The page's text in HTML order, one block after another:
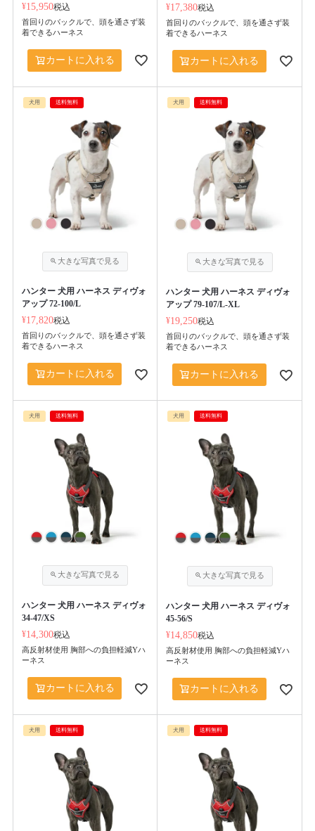
¥15,950税込
首回りのバックルで、頭を通さず装
着できるハーネス
カートに入れる
¥17,380税込
首回りのバックルで、頭を通さず装
着できるハーネス
カートに入れる
犬用 送料無料
ハンター 犬用 ハーネス ディヴォ
アップ 72-100/L
¥17,820税込
首回りのバックルで、頭を通さず装
着できるハーネス
カートに入れる
犬用 送料無料
ハンター 犬用 ハーネス ディヴォ
アップ 79-107/L-XL
¥19,250税込
首回りのバックルで、頭を通さず装
着できるハーネス
カートに入れる
犬用 送料無料
ハンター 犬用 ハーネス ディヴォ
34-47/XS
¥14,300税込
高反射材使用 胸部への負担軽減Yハ
ーネス
カートに入れる
犬用 送料無料
ハンター 犬用 ハーネス ディヴォ
45-56/S
¥14,850税込
高反射材使用 胸部への負担軽減Yハ
ーネス
カートに入れる
犬用 送料無料 犬用 送料無料